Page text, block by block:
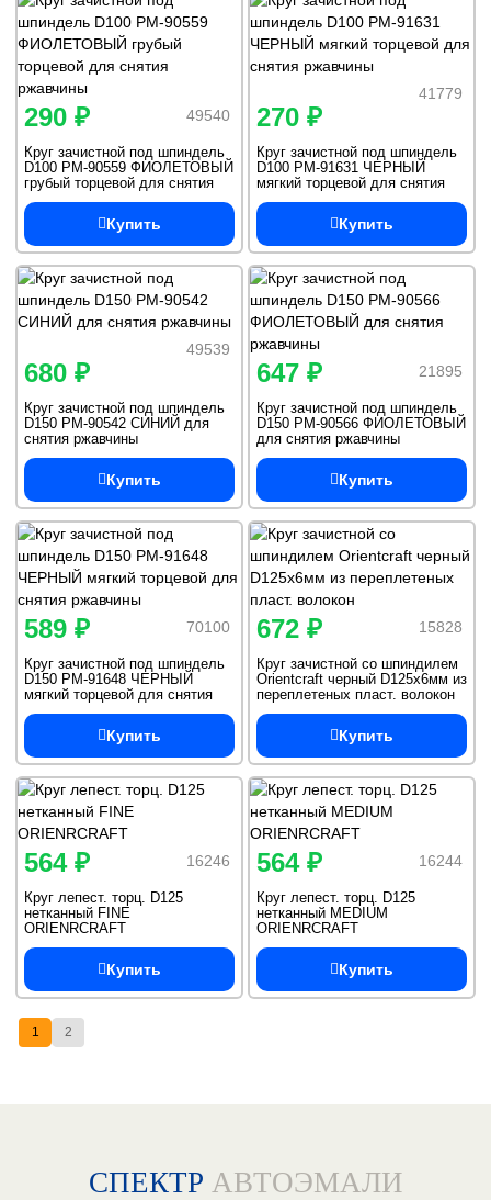
49540
290 ₽
Круг зачистной под шпиндель
D100 РМ-90559 ФИОЛЕТОВЫЙ
грубый торцевой для снятия
ржавчины
Купить
41779
270 ₽
Круг зачистной под шпиндель
D100 РМ-91631 ЧЕРНЫЙ
мягкий торцевой для снятия
ржавчины
Купить
49539
680 ₽
Круг зачистной под шпиндель
D150 РМ-90542 СИНИЙ для
снятия ржавчины
Купить
21895
647 ₽
Круг зачистной под шпиндель
D150 РМ-90566 ФИОЛЕТОВЫЙ
для снятия ржавчины
Купить
70100
589 ₽
Круг зачистной под шпиндель
D150 РМ-91648 ЧЕРНЫЙ
мягкий торцевой для снятия
ржавчины
Купить
15828
672 ₽
Круг зачистной со шпиндилем
Orientcraft черный D125х6мм из
переплетеных пласт. волокон
Купить
16246
564 ₽
Круг лепест. торц. D125
нетканный FINE
ORIENRCRAFT
Купить
16244
564 ₽
Круг лепест. торц. D125
нетканный MEDIUM
ORIENRCRAFT
Купить
1 2
СПЕКТР АВТОЭМАЛИ